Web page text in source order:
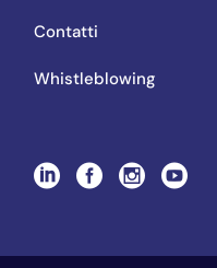
Contatti
Whistleblowing